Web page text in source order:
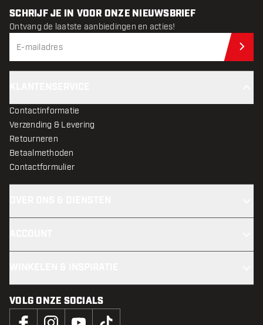
SCHRIJF JE IN VOOR ONZE NIEUWSBRIEF
Ontvang de laatste aanbiedingen en acties!
Contactinformatie
Verzending & Levering
Retourneren
Betaalmethoden
Contactformulier
VOLG ONZE SOCIALS